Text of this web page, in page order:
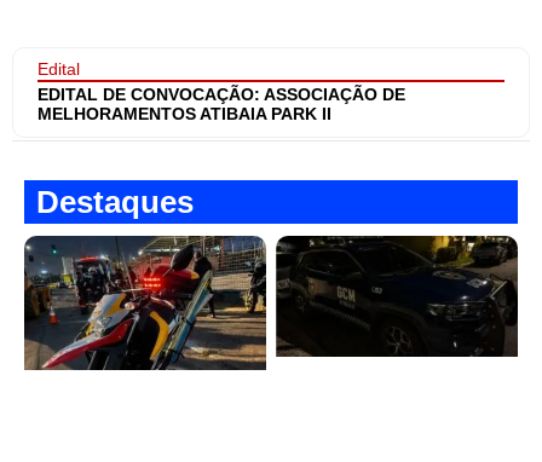
Edital
EDITAL DE CONVOCAÇÃO: ASSOCIAÇÃO DE
MELHORAMENTOS ATIBAIA PARK II
Destaques